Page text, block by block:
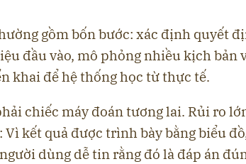
gồm bốn bước: xác định quyết
đầu vào, mô phỏng nhiều kịch bản
khai để hệ thống học từ thực tế.
chiếc máy đoán tương lai. Rủi ro
Vì kết quả được trình bày bằng biểu
dùng dễ tin rằng đó là đáp án